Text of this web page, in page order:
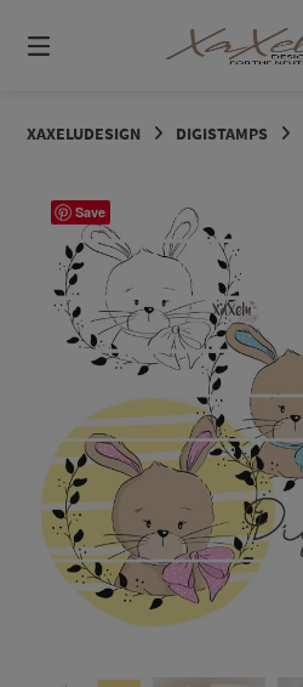
zum
Inhalt
XAXELUDESIGN DIGISTAMPS
Save